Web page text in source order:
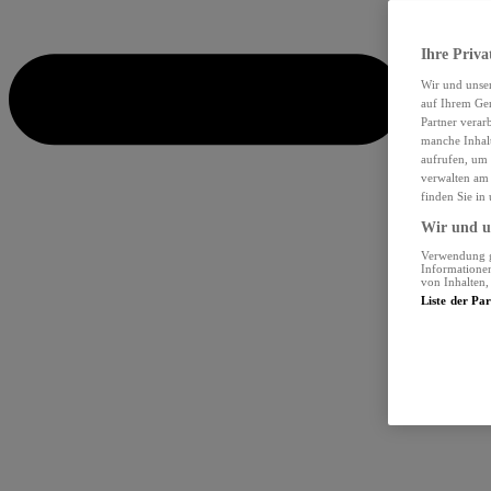
Ihre
Wir und
auf Ihrem
Partner
manche
aufrufen, um
verwalten
finden Sie in
Wir und
Verwendung
von Inhalten,
Liste der